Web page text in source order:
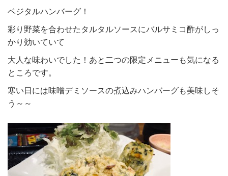
ベジタルハンバーグ！
彩り野菜を合わせたタルタルソースにバルサミコ酢がしっ
かり効いていて
大人な味わいでした！あと二つの限定メニューも気になる
ところです。
寒い日には味噌デミソースの煮込みハンバーグも美味しそ
う～～